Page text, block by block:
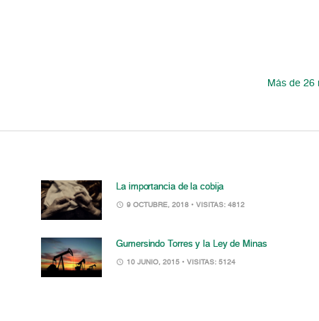
Más de 26
La importancia de la cobija
9 OCTUBRE, 2018 • VISITAS: 4812
Gumersindo Torres y la Ley de Minas
10 JUNIO, 2015 • VISITAS: 5124